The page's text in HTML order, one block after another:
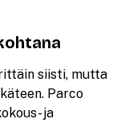
siisti, mutta
Parco
ja